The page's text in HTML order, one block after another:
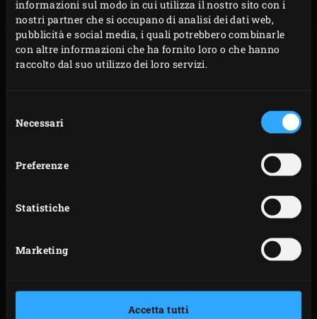
informazioni sul modo in cui utilizza il nostro sito con i
nostri partner che si occupano di analisi dei dati web,
pubblicità e social media, i quali potrebbero combinarle
con altre informazioni che ha fornito loro o che hanno
raccolto dal suo utilizzo dei loro servizi.
delNecessari
Preferenze
Statistiche
Marketing
Accetta tutti
Code 127761
FLAMMKUCHEN
FLAMMKUCHEN